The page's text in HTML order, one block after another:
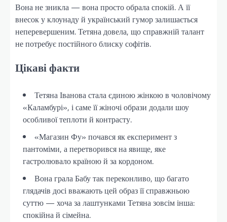
Вона не зникла — вона просто обрала спокій. А її
внесок у клоунаду й український гумор залишається
неперевершеним. Тетяна довела, що справжній талант
не потребує постійного блиску софітів.
Цікаві факти
Тетяна Іванова стала єдиною жінкою в чоловічому
«Каламбурі», і саме її жіночі образи додали шоу
особливої теплоти й контрасту.
«Магазин Фу» почався як експеримент з
пантоміми, а перетворився на явище, яке
гастролювало країною й за кордоном.
Вона грала Бабу так переконливо, що багато
глядачів досі вважають цей образ її справжньою
суттю — хоча за лаштунками Тетяна зовсім інша:
спокійна й сімейна.